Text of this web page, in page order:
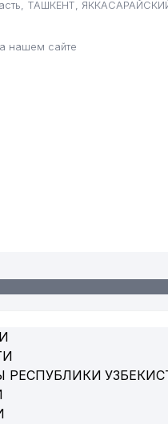
ЭКСПЛУАТАЦИОННОЕ
ТАШКЕНТ,
нашем сайте